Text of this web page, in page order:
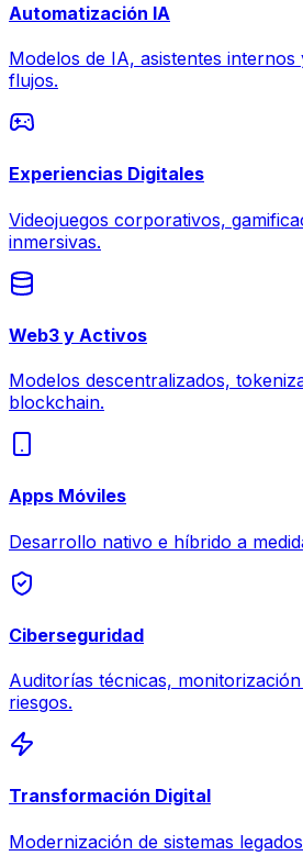
Automatización IA
Modelos de IA, asistentes internos
flujos.
Experiencias Digitales
Videojuegos corporativos,
inmersivas.
Web3 y Activos
Modelos descentralizados,
blockchain.
Apps Móviles
Desarrollo nativo e híbrido a
Ciberseguridad
Auditorías técnicas,
riesgos.
Transformación Digital
Modernización de sistemas